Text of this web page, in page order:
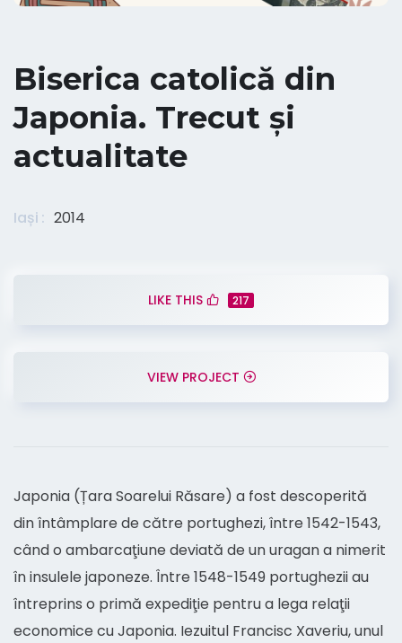
Biserica catolică din
Japonia. Trecut și
actualitate
Iași 2014
LIKE THIS 217
VIEW PROJECT
Japonia (Țara Soarelui Răsare) a fost descoperită
din întâmplare de către portughezi, între 1542-1543,
când o ambarcaţiune deviată de un uragan a nimerit
în insulele japoneze. Între 1548-1549 portughezii au
întreprins o primă expediţie pentru a lega relaţii
economice cu Japonia. Iezuitul Francisc Xaveriu, unul